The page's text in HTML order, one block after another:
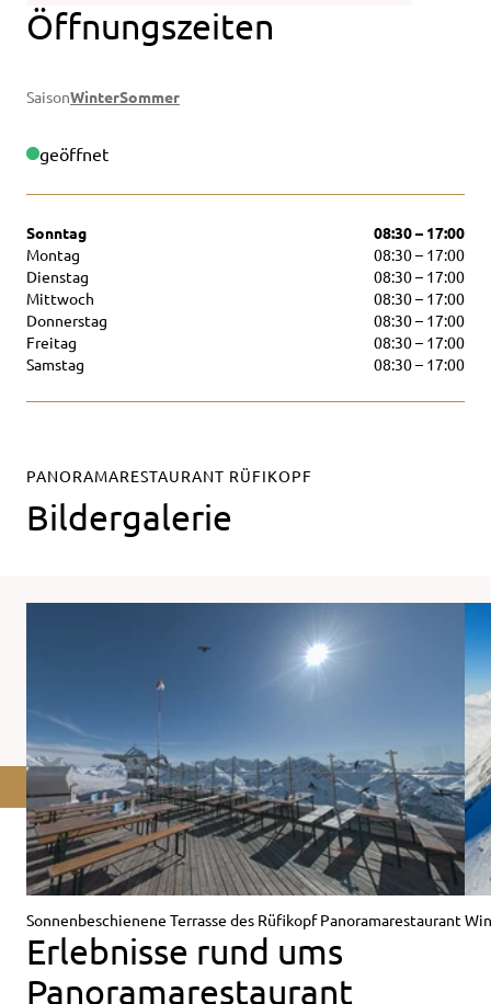
Öffnungszeiten
SaisonWinterSommer
geöffnet
Sonntag
08:30 – 17:00
Montag
08:30 – 17:00
Dienstag
08:30 – 17:00
Mittwoch
08:30 – 17:00
Donnerstag
08:30 – 17:00
Freitag
08:30 – 17:00
Samstag
08:30 – 17:00
PANORAMARESTAURANT RÜFIKOPF
Bildergalerie
Sonnenbeschienene Terrasse des Rüfikopf Panoramarestaurant
Erlebnisse rund ums
Panoramarestaurant